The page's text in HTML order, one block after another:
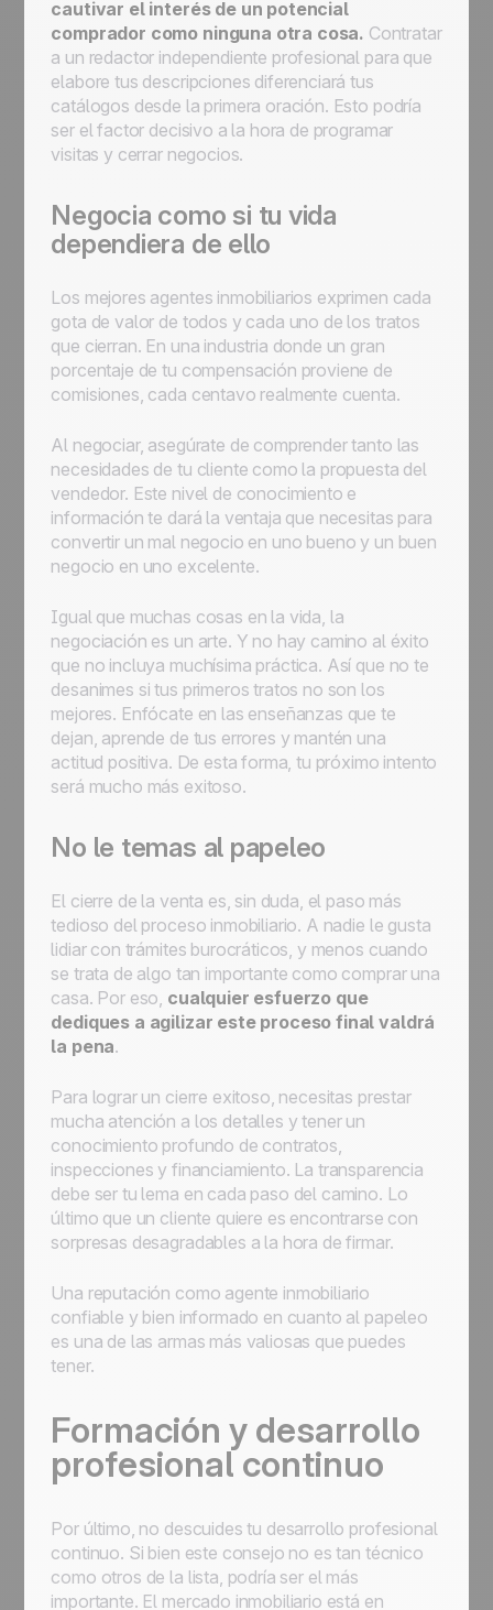
cautivar el interés de un potencial
comprador como ninguna otra cosa. Contratar
a un redactor independiente profesional para que
elabore tus descripciones diferenciará tus
catálogos desde la primera oración. Esto podría
ser el factor decisivo a la hora de programar
visitas y cerrar negocios.
Negocia como si tu vida
dependiera de ello
Los mejores agentes inmobiliarios exprimen cada
gota de valor de todos y cada uno de los tratos
que cierran. En una industria donde un gran
porcentaje de tu compensación proviene de
comisiones, cada centavo realmente cuenta.
Al negociar, asegúrate de comprender tanto las
necesidades de tu cliente como la propuesta del
vendedor. Este nivel de conocimiento e
información te dará la ventaja que necesitas para
convertir un mal negocio en uno bueno y un buen
negocio en uno excelente.
Igual que muchas cosas en la vida, la
negociación es un arte. Y no hay camino al éxito
que no incluya muchísima práctica. Así que no te
desanimes si tus primeros tratos no son los
mejores. Enfócate en las enseñanzas que te
dejan, aprende de tus errores y mantén una
actitud positiva. De esta forma, tu próximo intento
será mucho más exitoso.
No le temas al papeleo
El cierre de la venta es, sin duda, el paso más
tedioso del proceso inmobiliario. A nadie le gusta
lidiar con trámites burocráticos, y menos cuando
se trata de algo tan importante como comprar una
casa. Por eso, cualquier esfuerzo que
dediques a agilizar este proceso final valdrá
la pena.
Para lograr un cierre exitoso, necesitas prestar
mucha atención a los detalles y tener un
conocimiento profundo de contratos,
inspecciones y financiamiento. La transparencia
debe ser tu lema en cada paso del camino. Lo
último que un cliente quiere es encontrarse con
sorpresas desagradables a la hora de firmar.
Una reputación como agente inmobiliario
confiable y bien informado en cuanto al papeleo
es una de las armas más valiosas que puedes
tener.
Formación y desarrollo
profesional continuo
Por último, no descuides tu desarrollo profesional
continuo. Si bien este consejo no es tan técnico
como otros de la lista, podría ser el más
importante. El mercado inmobiliario está en